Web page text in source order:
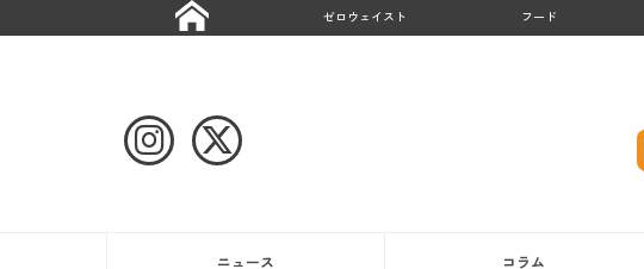
ゼロウェイスト フード
ニュース コラム